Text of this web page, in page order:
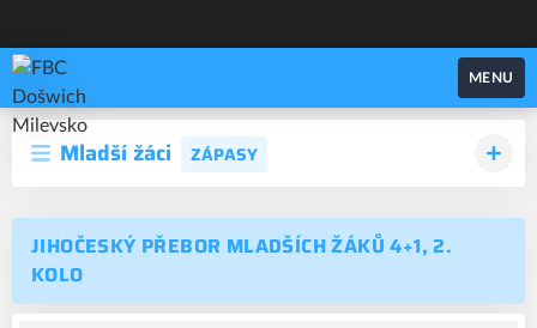
FBC Došwich Milevsko
MENU
Mladší žáci ZÁPASY
JIHOČESKÝ PŘEBOR MLADŠÍCH ŽÁKŮ 4+1, 2.
KOLO